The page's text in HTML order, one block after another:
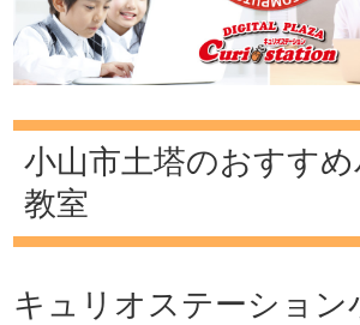
小山市土塔のおすす
教室
キュリオステーション